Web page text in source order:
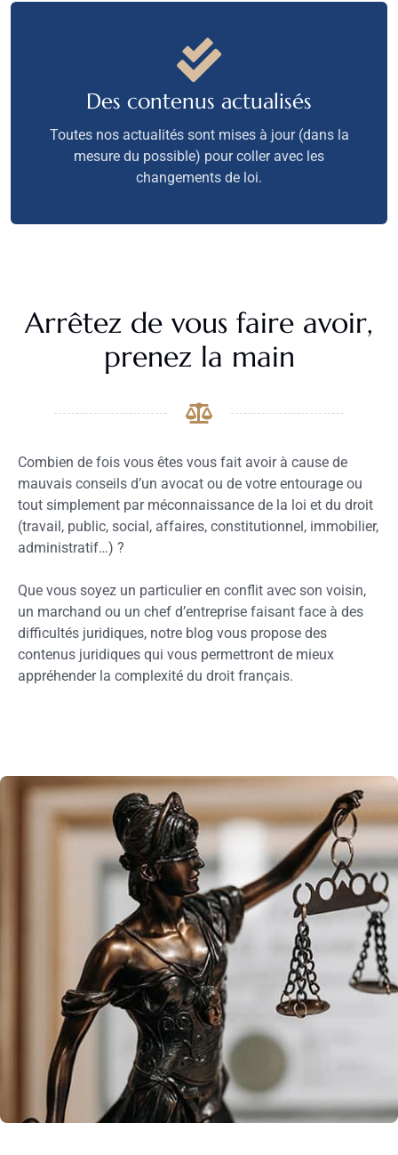
Des contenus actualisés
Toutes nos actualités sont mises à jour (dans la
mesure du possible) pour coller avec les
changements de loi.
Arrêtez de vous faire avoir,
prenez la main
Combien de fois vous êtes vous fait avoir à cause de
mauvais conseils d’un avocat ou de votre entourage ou
tout simplement par méconnaissance de la loi et du droit
(travail, public, social, affaires, constitutionnel, immobilier,
administratif…) ?
Que vous soyez un particulier en conflit avec son voisin,
un marchand ou un chef d’entreprise faisant face à des
difficultés juridiques, notre blog vous propose des
contenus juridiques qui vous permettront de mieux
appréhender la complexité du droit français.